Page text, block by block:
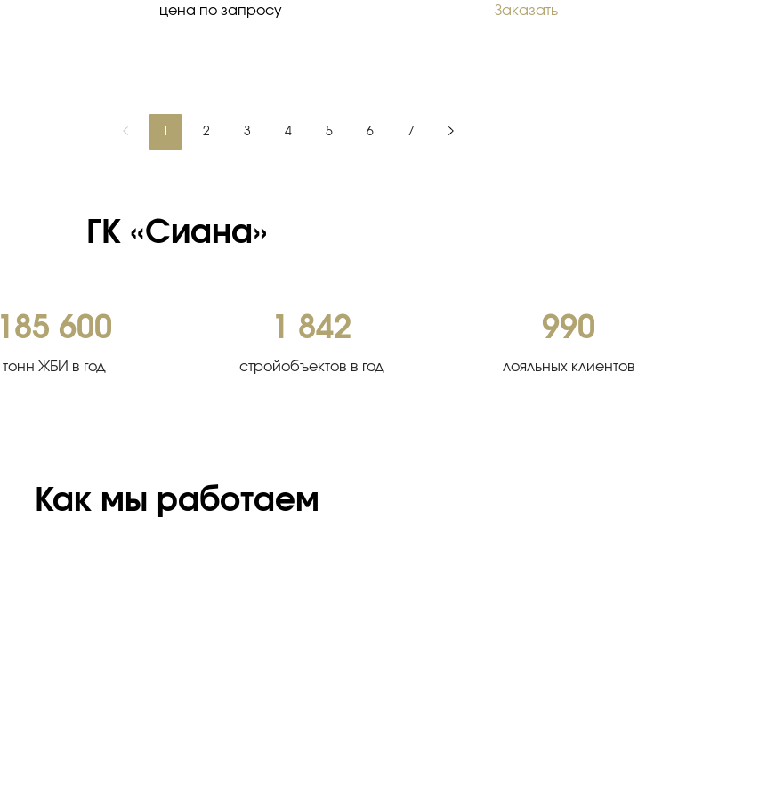
цена по запросу Заказать
2 3 4 5 6 7
ГК «Сиана»
185 600
тонн ЖБИ в год
1 842
стройобъектов в год
990
лояльных клиентов
Как мы работаем